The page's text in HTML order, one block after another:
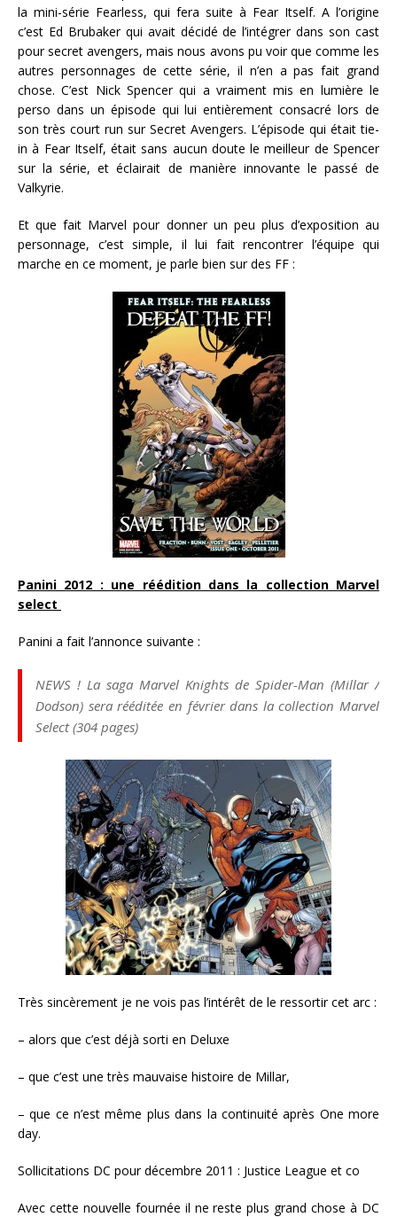
la mini-série Fearless, qui fera suite à Fear Itself. A l’origine
c’est Ed Brubaker qui avait décidé de l’intégrer dans son cast
pour secret avengers, mais nous avons pu voir que comme les
autres personnages de cette série, il n’en a pas fait grand
chose. C’est Nick Spencer qui a vraiment mis en lumière le
perso dans un épisode qui lui entièrement consacré lors de
son très court run sur Secret Avengers. L’épisode qui était tie-
in à Fear Itself, était sans aucun doute le meilleur de Spencer
sur la série, et éclairait de manière innovante le passé de
Valkyrie.
Et que fait Marvel pour donner un peu plus d’exposition au
personnage, c’est simple, il lui fait rencontrer l’équipe qui
marche en ce moment, je parle bien sur des FF :
Panini 2012 : une réédition dans la collection Marvel
select
Panini a fait l’annonce suivante :
NEWS ! La saga Marvel Knights de Spider-Man (Millar /
Dodson) sera rééditée en février dans la collection Marvel
Select (304 pages)
Très sincèrement je ne vois pas l’intérêt de le ressortir cet arc :
– alors que c’est déjà sorti en Deluxe
– que c’est une très mauvaise histoire de Millar,
– que ce n’est même plus dans la continuité après One more
day.
Sollicitations DC pour décembre 2011 : Justice League et co
Avec cette nouvelle fournée il ne reste plus grand chose à DC